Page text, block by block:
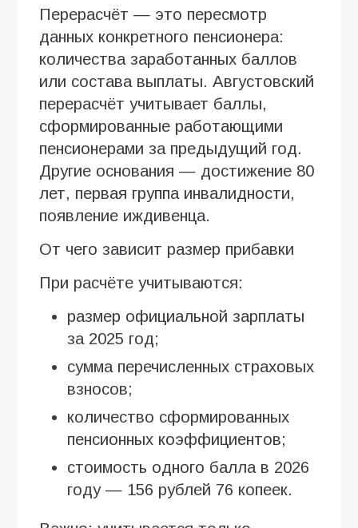
Перерасчёт — это пересмотр
данных конкретного пенсионера:
количества заработанных баллов
или состава выплаты. Августовский
перерасчёт учитывает баллы,
сформированные работающими
пенсионерами за предыдущий год.
Другие основания — достижение 80
лет, первая группа инвалидности,
появление иждивенца.
От чего зависит размер прибавки
При расчёте учитываются:
размер официальной зарплаты
за 2025 год;
сумма перечисленных страховых
взносов;
количество сформированных
пенсионных коэффициентов;
стоимость одного балла в 2026
году — 156 рублей 76 копеек.